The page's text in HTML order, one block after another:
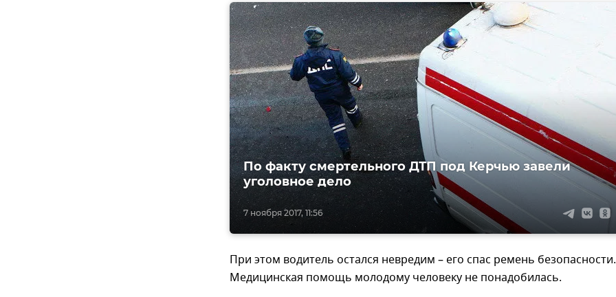
7 ноября 2017, 11:56
По факту смертельного ДТП под Керчью завели
уголовное дело
При этом водитель остался невредим – его спас ремень безопасности.
Медицинская помощь молодому человеку не понадобилась.